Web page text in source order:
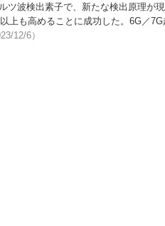
ツ波検出素子で、新たな検出原理が
上も高めることに成功した。6G／
12/6）